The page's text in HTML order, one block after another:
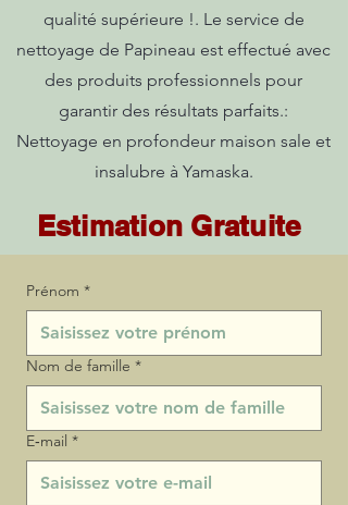
qualité supérieure !. Le service de
nettoyage de Papineau est effectué avec
des produits professionnels pour
garantir des résultats parfaits.:
Nettoyage en profondeur maison sale et
insalubre à Yamaska.
Estimation Gratuite
Prénom *
Nom de famille *
E‑mail *